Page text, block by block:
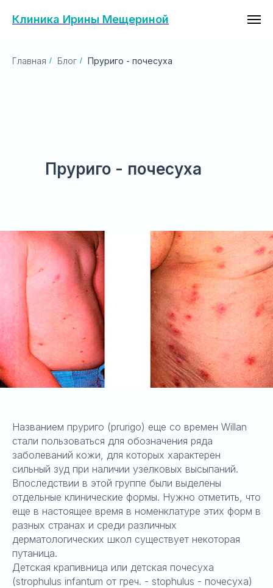
Клиника Ирины Мещериной
Главная / Блог / Пруриго - почесуха
Пруриго - почесуха
Названием пруриго (prurigo) еще со времен Willan
стали пользоваться для обозначения ряда
заболеваний кожи, для которых характерен
сильный зуд при наличии узелковых высыпаний.
Впоследствии в этой группе были выделены
отдельные клинические формы. Нужно отметить, что
еще в настоящее время в номенклатуре этих форм в
разных странах и среди различных
дерматологических школ существует некоторая
путаница.
Детская крапивница или детская почесуха
(strophulus infantum от греч. - stophulus - почесуха)